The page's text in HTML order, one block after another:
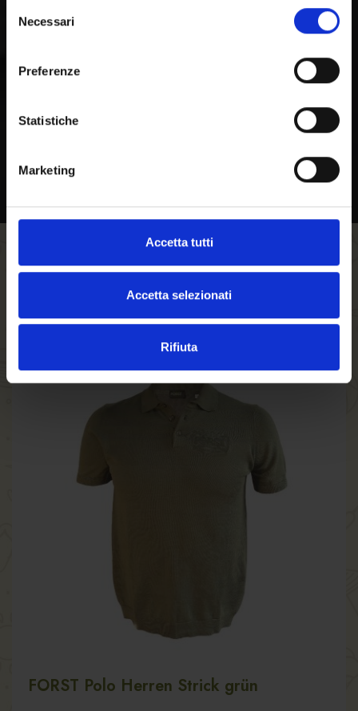
delNecessari
Preferenze
Statistiche
Marketing
Accetta tutti
Accetta selezionati
Rifiuta
FORST Polo Herren Strick grün